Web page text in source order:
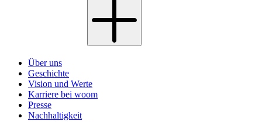
Über uns
Geschichte
Vision und Werte
Karriere bei woom
Presse
Nachhaltigkeit